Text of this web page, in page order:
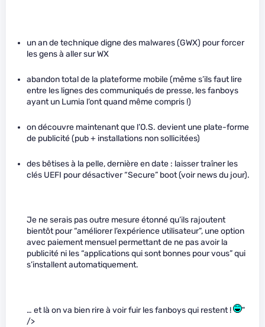
un an de technique digne des malwares (GWX) pour forcer
les gens à aller sur WX
abandon total de la plateforme mobile (même s’ils faut lire
entre les lignes des communiqués de presse, les fanboys
ayant un Lumia l’ont quand même compris !)
on découvre maintenant que l’O.S. devient une plate-forme
de publicité (pub + installations non sollicitées)
des bêtises à la pelle, dernière en date : laisser traîner les
clés UEFI pour désactiver “Secure” boot (voir news du jour).
Je ne serais pas outre mesure étonné qu’ils rajoutent
bientôt pour “améliorer l’expérience utilisateur”, une option
avec paiement mensuel permettant de ne pas avoir la
publicité ni les “applications qui sont bonnes pour vous” qui
s’installent automatiquement.
… et là on va bien rire à voir fuir les fanboys qui restent !
"
/>